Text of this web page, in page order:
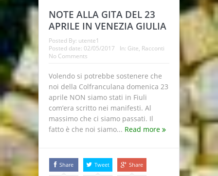
NOTE ALLA GITA DEL 23
APRILE IN VENEZIA GIULIA
Posted By: utente1
Posted date: 02/05/2017 In: Gite, Racconti
No Comments
Volendo si potrebbe sostenere che
noi della Colfranculana domenica 23
aprile NON siamo stati in Fiuli
com’era scritto nei manifesti. Al
massimo che ci siamo passati. Il
fatto è che noi siamo... Read more
Share Tweet Share